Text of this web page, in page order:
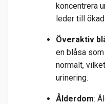
koncentrera
leder till
Överaktiv
en blåsa
normalt,
urinering.
Ålderdom: